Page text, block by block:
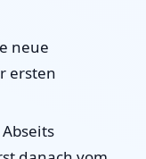
neue
ersten